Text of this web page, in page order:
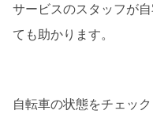
サービスのスタッフが
ても助かります。
自転車の状態をチェッ